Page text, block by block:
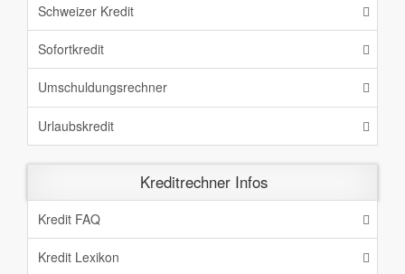
Schweizer Kredit
Sofortkredit
Umschuldungsrechner
Urlaubskredit
Kreditrechner Infos
Kredit FAQ
Kredit Lexikon